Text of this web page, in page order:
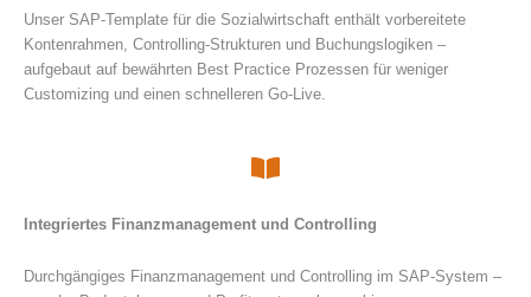
Unser SAP-Template für die Sozialwirtschaft enthält vorbereitete
Kontenrahmen, Controlling-Strukturen und Buchungslogiken –
aufgebaut auf bewährten Best Practice Prozessen für weniger
Customizing und einen schnelleren Go-Live.
Integriertes Finanzmanagement und Controlling
Durchgängiges Finanzmanagement und Controlling im SAP-System –